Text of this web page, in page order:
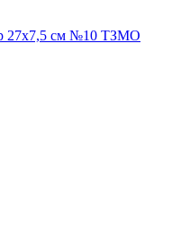
27х7,5 см №10 ТЗМО